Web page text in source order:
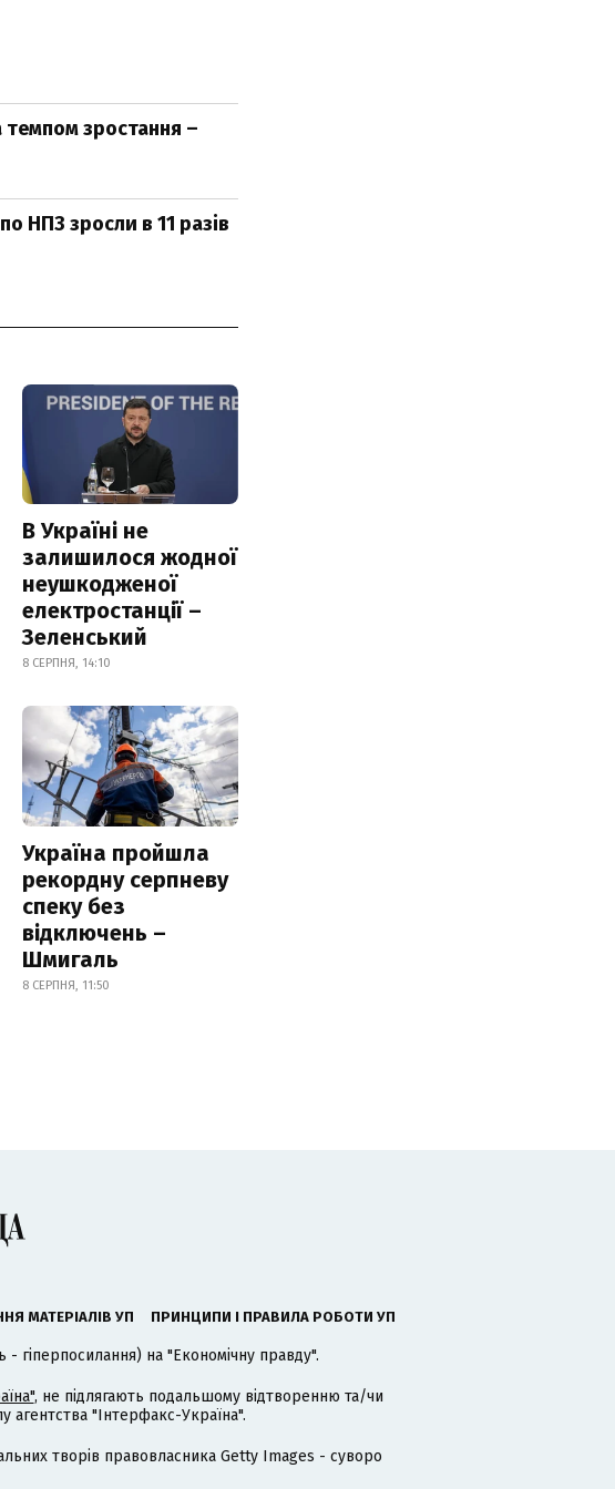
зростання –
НПЗ зросли в 11 разів
В Україні не
залишилося жодної
неушкодженої
електростанції –
Зеленський
8 СЕРПНЯ, 14:10
Україна пройшла
рекордну серпневу
спеку без
відключень –
Шмигаль
8 СЕРПНЯ, 11:50
МАТЕРІАЛІВ УП ПРИНЦИПИ І ПРАВИЛА РОБОТИ УП
гіперпосилання) на "Економічну правду".
, не підлягають подальшому відтворенню та/чи
"Інтерфакс-Україна".
творів правовласника Getty Images - суворо